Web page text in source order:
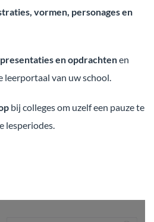
vormen, personages en
en opdrachtenen
leerportaal van uw school.
bij colleges om uzelf een pauze te
lesperiodes.